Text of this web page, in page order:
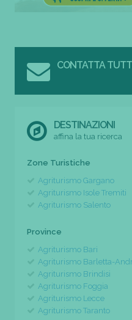
CONTATTA
DESTINAZIONI
affina la tua ricerca
Zone Turistiche
Agriturismo Gargano
Agriturismo Isole Tremiti
Agriturismo Salento
Province
Agriturismo Bari
Agriturismo Barletta-
Agriturismo Brindisi
Agriturismo Foggia
Agriturismo Lecce
Agriturismo Taranto